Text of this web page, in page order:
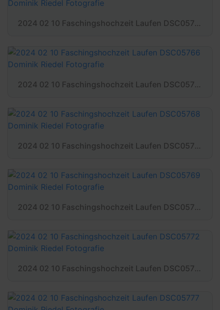
2024 02 10 Faschingshochzeit Laufen DSC05763 Dominik Riedel Fotografie
2024 02 10 Faschingshochzeit Laufen DSC05766 Dominik Riedel Fotografie
2024 02 10 Faschingshochzeit Laufen DSC05768 Dominik Riedel Fotografie
2024 02 10 Faschingshochzeit Laufen DSC05769 Dominik Riedel Fotografie
2024 02 10 Faschingshochzeit Laufen DSC05772 Dominik Riedel Fotografie